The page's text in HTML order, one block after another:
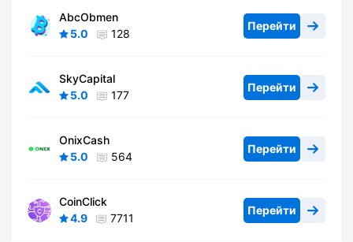
AbcObmen
5.0
128
Перейти
SkyCapital
5.0
177
Перейти
OnixCash
5.0
564
Перейти
CoinClick
4.9
7711
Перейти